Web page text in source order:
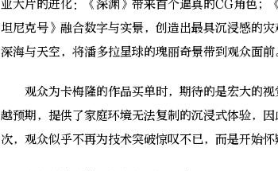
业大片的进化：《深渊》带来首个逼真的CG角色
坦尼克号》融合数字与实景，创造出最具沉浸感的
深海与天空，将潘多拉星球的瑰丽奇景带到观众面前
观众为卡梅隆的作品买单时，期待的是宏大的视
越预期，提供了家庭环境无法复制的沉浸式体验，
次，观众似乎不再为技术突破惊叹不已，而是开始